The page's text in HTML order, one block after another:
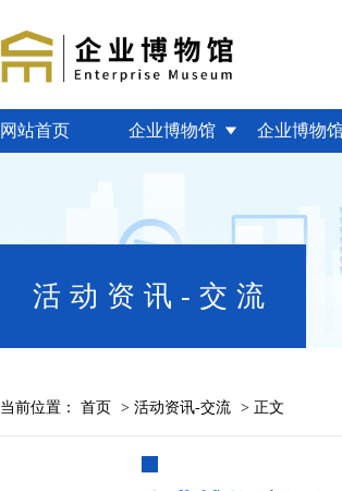
网站首页 企业博物馆 企业博物
活动资讯-交流
当前位置： 首页 > 活动资讯-交流 > 正文